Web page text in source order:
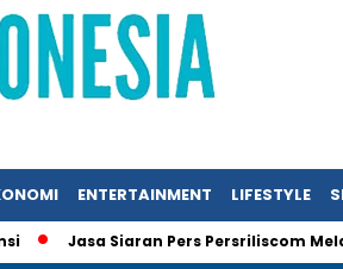
ENTERTAINMENT LIFESTYLE
Jasa Siaran Pers Persriliscom